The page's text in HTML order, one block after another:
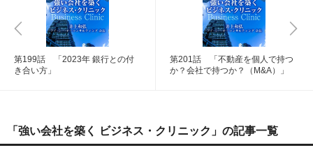
第199話 「2023年 銀行との付
き合い方」
第201話 「不動産を個人で持つ
か？会社で持つか？（M&A）」
「強い会社を築く ビジネス・クリニック」の記事一覧